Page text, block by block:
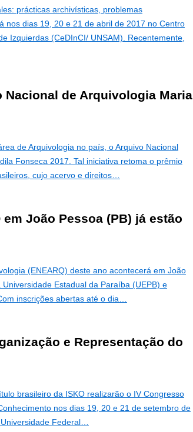
prácticas archivísticas, problemas
nos dias 19, 20 e 21 de abril de 2017 no Centro
Izquierdas (CeDInCI/ UNSAM). Recentemente,
de Arquivologia Maria
de Arquivologia no país, o Arquivo Nacional
Fonseca 2017. Tal iniciativa retoma o prêmio
cujo acervo e direitos…
João Pessoa (PB) já estão
(ENEARQ) deste ano acontecerá em João
Estadual da Paraíba (UEPB) e
inscrições abertas até o dia…
e Representação do
brasileiro da ISKO realizarão o IV Congresso
nos dias 19, 20 e 21 de setembro de
Federal…